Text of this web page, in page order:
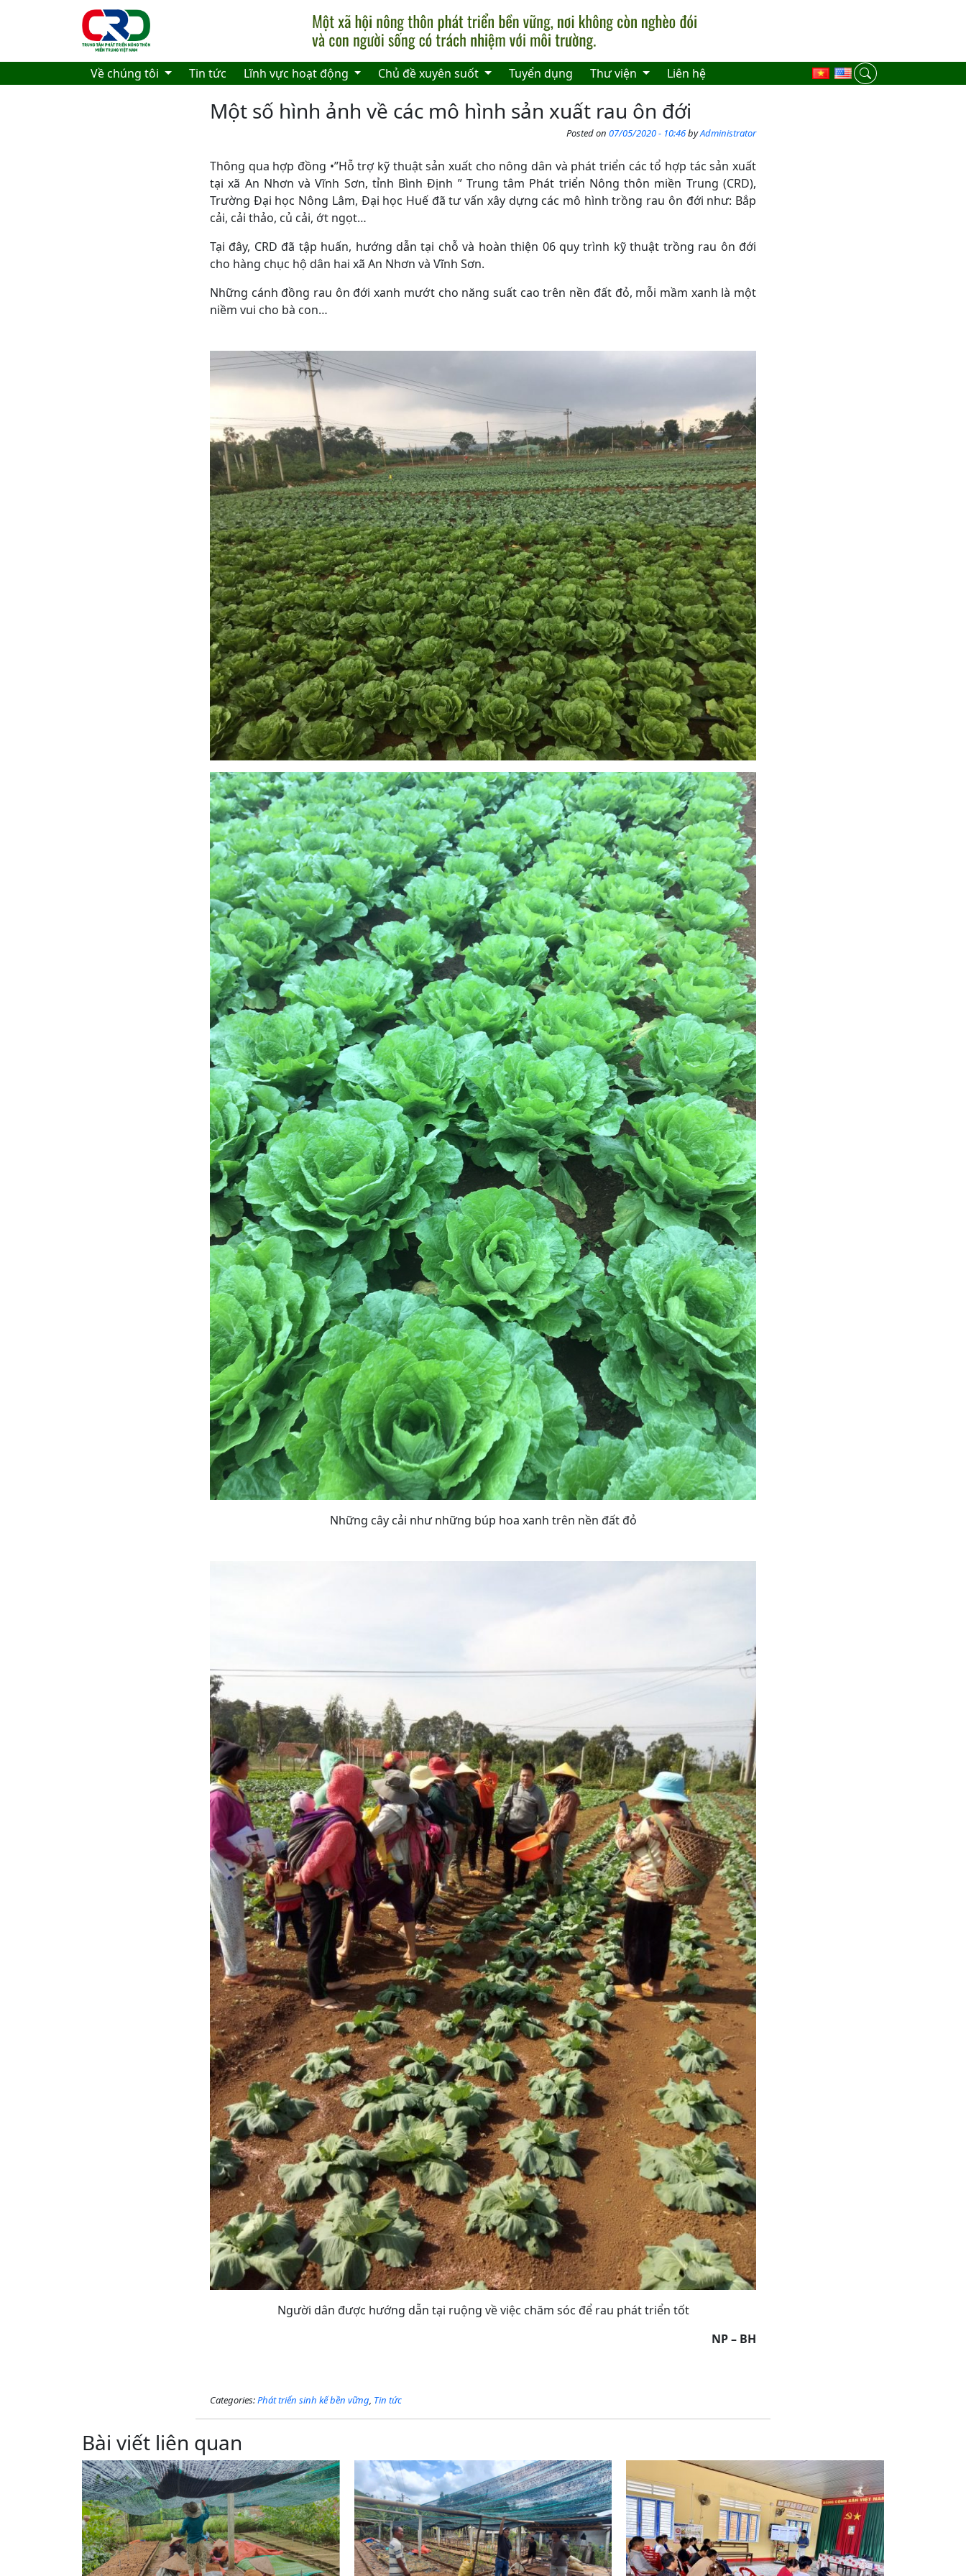
Skip to main content
Về chúng tôi Tin tức Lĩnh vực hoạt động Chủ đề xuyên suốt Tuyển dụng Thư viện Liên hệ
Một số hình ảnh về các mô hình sản xuất rau ôn đới
Posted on 07/05/2020 - 10:46byAdministrator
Thông qua hợp đồng •”Hỗ trợ kỹ thuật sản xuất cho nông dân và phát triển các tổ hợp tác sản xuất
tại xã An Nhơn và Vĩnh Sơn, tỉnh Bình Định ” Trung tâm Phát triển Nông thôn miền Trung (CRD),
Trường Đại học Nông Lâm, Đại học Huế đã tư vấn xây dựng các mô hình trồng rau ôn đới như: Bắp
cải, cải thảo, củ cải, ớt ngọt…
Tại đây, CRD đã tập huấn, hướng dẫn tại chỗ và hoàn thiện 06 quy trình kỹ thuật trồng rau ôn đới
cho hàng chục hộ dân hai xã An Nhơn và Vĩnh Sơn.
Những cánh đồng rau ôn đới xanh mướt cho năng suất cao trên nền đất đỏ, mỗi mầm xanh là một
niềm vui cho bà con…
Những cây cải như những búp hoa xanh trên nền đất đỏ
Người dân được hướng dẫn tại ruộng về việc chăm sóc để rau phát triển tốt
NP – BH
Categories:Phát triển sinh kế bền vững, Tin tức
Bài viết liên quan